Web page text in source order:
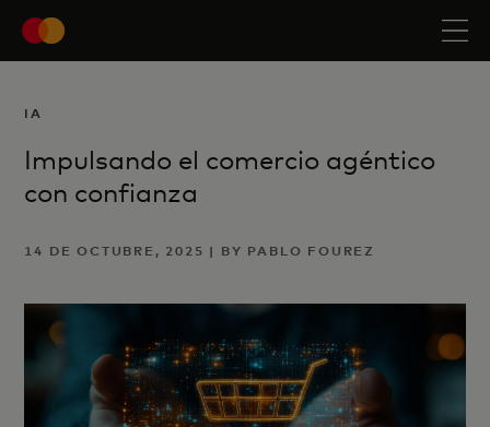
IA
Impulsando el comercio agéntico
con confianza
14 DE OCTUBRE, 2025 | BY PABLO FOUREZ